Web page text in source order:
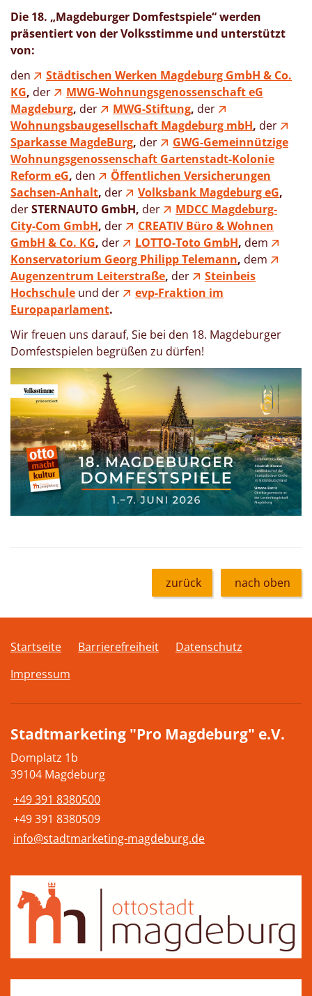
Die 18. „Magdeburger Domfestspiele“ werden
präsentiert von der Volksstimme und unterstützt
von:
den
Städtischen Werken Magdeburg GmbH & Co.
KG, der
MWG-Wohnungsgenossenschaft eG
Magdeburg, der MWG-Stiftung, der
Wohnungsbaugesellschaft Magdeburg mbH, der
Sparkasse MagdeBurg, der
GWG-Gemeinnützige
Wohnungsgenossenschaft Gartenstadt-Kolonie
Reform eG, den
Öffentlichen Versicherungen
Sachsen-Anhalt, der Volksbank Magdeburg eG,
derSTERNAUTO GmbH, der
MDCC Magdeburg-
City-Com GmbH, der
CREATIV Büro & Wohnen
GmbH & Co. KG, der LOTTO-Toto GmbH, dem
Konservatorium Georg Philipp Telemann, dem
Augenzentrum Leiterstraße, der
Steinbeis
Hochschule und der
evp-Fraktion im
Europaparlament.
Wir freuen uns darauf, Sie bei den 18. Magdeburger
Domfestspielen begrüßen zu dürfen!
zurück nach oben
Startseite Barrierefreiheit
Datenschutz
Impressum
Stadtmarketing "Pro Magdeburg" e.V.
Domplatz 1b
39104 Magdeburg
+49 391 8380500
+49 391 8380509
info@stadtmarketing-magdeburg.de